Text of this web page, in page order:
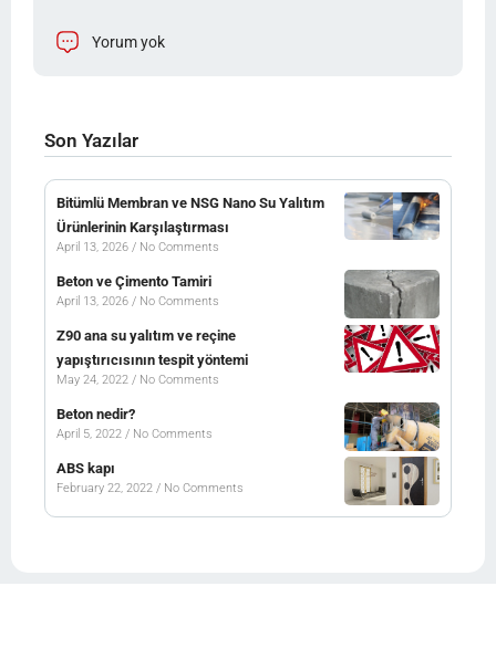
Yorum yok
Son Yazılar
Bitümlü Membran ve NSG Nano Su Yalıtım
Ürünlerinin Karşılaştırması
April 13, 2026 No Comments
Beton ve Çimento Tamiri
April 13, 2026 No Comments
Z90 ana su yalıtım ve reçine
yapıştırıcısının tespit yöntemi
May 24, 2022 No Comments
Beton nedir?
April 5, 2022 No Comments
ABS kapı
February 22, 2022 No Comments